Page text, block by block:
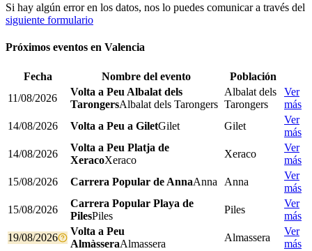
Si hay algún error en los datos, nos lo puedes comunicar a través del
siguiente formulario
Próximos eventos en Valencia
Fecha Nombre del evento
Población
11/08/2026
Volta a Peu Albalat dels
TarongersAlbalat dels Tarongers
Albalat dels
Tarongers
Ver
más
14/08/2026
Volta a Peu a GiletGilet Gilet
Ver
más
14/08/2026
Volta a Peu Platja de
XeracoXeraco
Xeraco
Ver
más
15/08/2026
Carrera Popular de AnnaAnna Anna
Ver
más
15/08/2026
Carrera Popular Playa de
PilesPiles
Piles
Ver
más
19/08/2026
Volta a Peu
AlmàsseraAlmassera
Almassera
Ver
más